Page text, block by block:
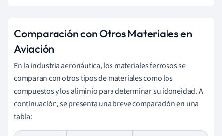
Comparación con Otros Materiales en
Aviación
En la industria aeronáutica, los materiales ferrosos se
comparan con otros tipos de materiales como los
compuestos y los aliminio para determinar su idoneidad. A
continuación, se presenta una breve comparación en una
tabla: